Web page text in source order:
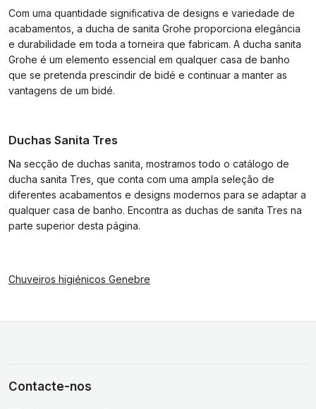
Com uma quantidade significativa de designs e variedade de
acabamentos, a ducha de sanita Grohe proporciona elegância
e durabilidade em toda a torneira que fabricam. A ducha sanita
Grohe é um elemento essencial em qualquer casa de banho
que se pretenda prescindir de bidé e continuar a manter as
vantagens de um bidé.
Duchas Sanita Tres
Na secção de duchas sanita, mostramos todo o catálogo de
ducha sanita Tres, que conta com uma ampla seleção de
diferentes acabamentos e designs modernos para se adaptar a
qualquer casa de banho. Encontra as duchas de sanita Tres na
parte superior desta página.
Chuveiros higiénicos Genebre
Contacte-nos